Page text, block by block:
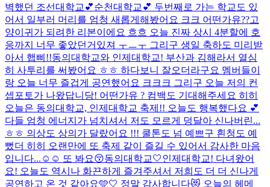
벽했던 조선대학교💕순천대학교💕 두번째로 가는 학교도 있
어서 일부러 머리를 엄청 새롭게해봤어요 크크 어떤가유??고
양이귀가 되려한 리본이에요 흐흐 오늘 진짜 상시 4분할에 호
응까지 너무 좋았던거있져 ㅜㅡㅜ 그리구 생일 축하도 미리받
아서 햅삐!!동의대학교와 인제대학교! 부산과 김해라서 열심
히 사투리를 써봤어요 ㅎㅎ 하다보니 잘오더라구요 멤버들이
랑 오늘 너무 즐겁게 공연했어요 크크크 그리구 오늘 저의 컨
셉포토가 나왔답니당! 어떤가유 ? 컴백도 기대해주세요 히히
오늘은 동의대학교, 인제대학교 축제!! 오늘도 행복했다요 💕
다들 엄청 에너지가 넘치셔서 저도 모르게 덩달아 신나버린...
ㅎㅎ 의상도 상의가 달랐어요 !!! 쿨톤도 넘 예쁘구 흰청도 예
뻤더 히히 오랜만에 또 축제 같이 즐길 수 있어서 감사한 마음
입니다...☺️☺️ 또 봐요😚동의대학교🤍인제대학교! 다녀왔어
요! 오늘도 역시나 화끈하게 즐겨주셔서 저희도 더 더 신나게
공연하고 온 것 같아요🩵🤍 정말 감사합니다😻 오늘의 헤메